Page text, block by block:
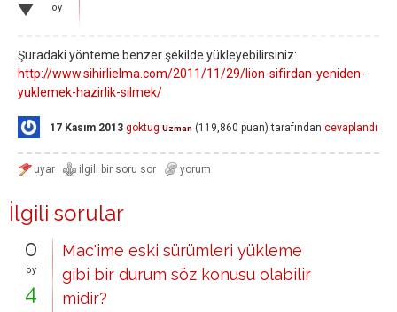
oy
Şuradaki yönteme benzer şekilde yükleyebilirsiniz:
http://www.sihirlielma.com/2011/11/29/lion-sifirdan-yeniden-
yuklemek-hazirlik-silmek/
17 Kasım 2013 goktug Uzman (119,860 puan) tarafından cevaplandı
İlgili sorular
0
oy
4
Mac'ime eski sürümleri yükleme
gibi bir durum söz konusu olabilir
midir?